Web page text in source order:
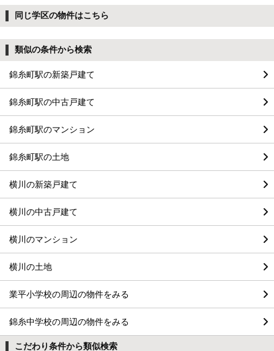
同じ学区の物件はこちら
類似の条件から検索
錦糸町駅の新築戸建て
錦糸町駅の中古戸建て
錦糸町駅のマンション
錦糸町駅の土地
横川の新築戸建て
横川の中古戸建て
横川のマンション
横川の土地
業平小学校の周辺の物件をみる
錦糸中学校の周辺の物件をみる
こだわり条件から類似検索